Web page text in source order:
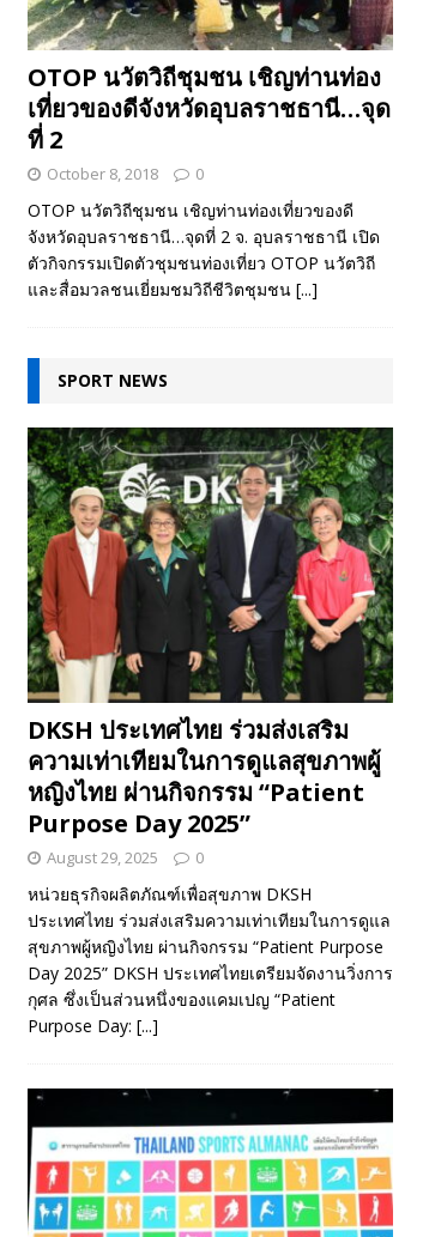
OTOP นวัตวิถีชุมชน เชิญท่านท่อง
เที่ยวของดีจังหวัดอุบลราชธานี…จุด
ที่ 2
October 8, 2018 0
OTOP นวัตวิถีชุมชน เชิญท่านท่องเที่ยวของดี
จังหวัดอุบลราชธานี…จุดที่ 2 จ. อุบลราชธานี เปิด
ตัวกิจกรรมเปิดตัวชุมชนท่องเที่ยว OTOP นวัตวิถี
และสื่อมวลชนเยี่ยมชมวิถีชีวิตชุมชน [...]
SPORT NEWS
DKSH ประเทศไทย ร่วมส่งเสริม
ความเท่าเทียมในการดูแลสุขภาพผู้
หญิงไทย ผ่านกิจกรรม “Patient
Purpose Day 2025”
August 29, 2025 0
หน่วยธุรกิจผลิตภัณฑ์เพื่อสุขภาพ DKSH
ประเทศไทย ร่วมส่งเสริมความเท่าเทียมในการดูแล
สุขภาพผู้หญิงไทย ผ่านกิจกรรม “Patient Purpose
Day 2025” DKSH ประเทศไทยเตรียมจัดงานวิ่งการ
กุศล ซึ่งเป็นส่วนหนึ่งของแคมเปญ “Patient
Purpose Day: [...]